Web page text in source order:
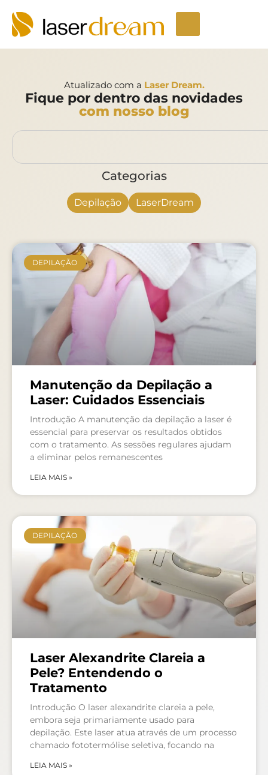
Atualizado com a Laser Dream.
Fique por dentro das novidades
com nosso blog
Categorias
Depilação LaserDream
DEPILAÇÃO
Manutenção da Depilação a
Laser: Cuidados Essenciais
Introdução A manutenção da depilação a laser é
essencial para preservar os resultados obtidos
com o tratamento. As sessões regulares ajudam
a eliminar pelos remanescentes
LEIA MAIS »
DEPILAÇÃO
Laser Alexandrite Clareia a
Pele? Entendendo o
Tratamento
Introdução O laser alexandrite clareia a pele,
embora seja primariamente usado para
depilação. Este laser atua através de um processo
chamado fototermólise seletiva, focando na
LEIA MAIS »